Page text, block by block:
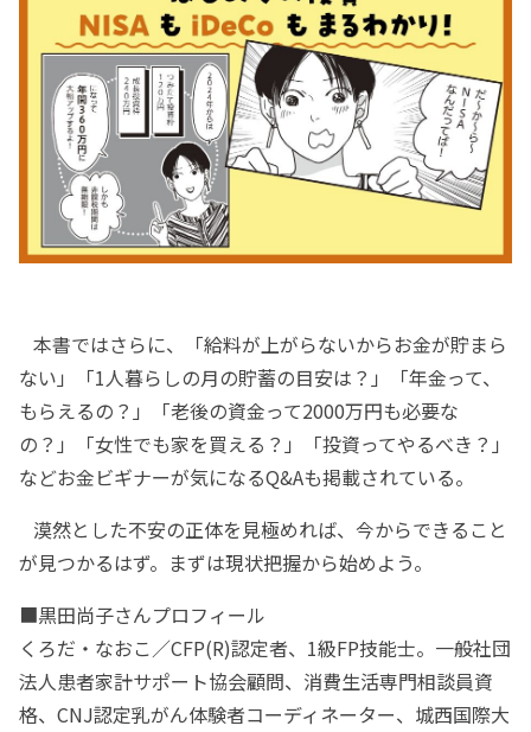
本書ではさらに、「給料が上がらないからお金が貯まら
ない」「1人暮らしの月の貯蓄の目安は？」「年金って、
もらえるの？」「老後の資金って2000万円も必要な
の？」「女性でも家を買える？」「投資ってやるべき？」
などお金ビギナーが気になるQ&Aも掲載されている。
漠然とした不安の正体を見極めれば、今からできること
が見つかるはず。まずは現状把握から始めよう。
■黒田尚子さんプロフィール
くろだ・なおこ／CFP(R)認定者、1級FP技能士。一般社団
法人患者家計サポート協会顧問、消費生活専門相談員資
格、CNJ認定乳がん体験者コーディネーター、城西国際大